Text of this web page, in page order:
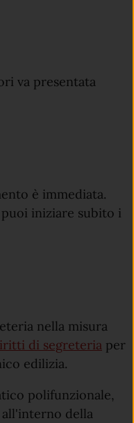
va presentata
è immediata.
iniziare subito i
nella misura
di segreteria per
edilizia.
polifunzionale,
della